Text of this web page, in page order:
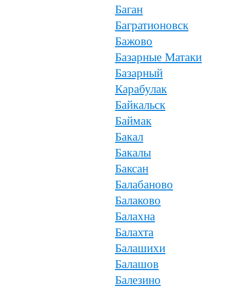
Баган
Багратионовск
Бажово
Базарные Матаки
Базарный
Карабулак
Байкальск
Баймак
Бакал
Бакалы
Баксан
Балабаново
Балаково
Балахна
Балахта
Балашихи
Балашов
Балезино